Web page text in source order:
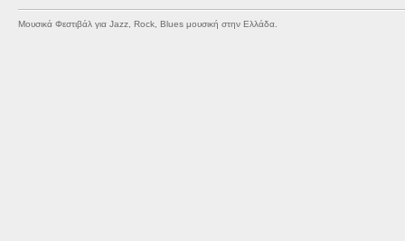
Μουσικά Φεστιβάλ για Jazz, Rock, Blues μουσική στην Ελλάδα.